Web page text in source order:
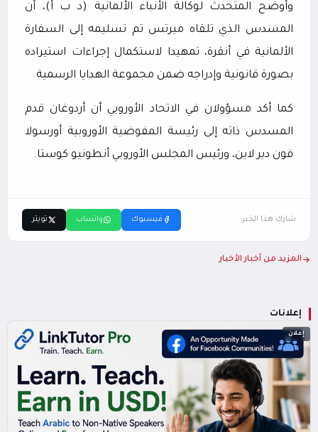
إعلانات
إعلان
وأوضح المتحدث لوكالة الأنباء الألمانية (د ب أ)، أن
المسدس الذي تلقاه ميرتس تم تسليمه إلى السفارة
الألمانية في أنقرة، تمهيدا لاستكمال إجراءات استيراده
بصورة قانونية وإدراجه ضمن مجموعة الهدايا الرسمية.
كما أكد مسؤولان في الاتحاد الأوروبي أن أردوغان قدم
المسدس ذاته إلى رئيسة المفوضية الأوروبية أورسولا
فون دير لاين، ورئيس المجلس الأوروبي أنطونيو كوستا.
شارك هذا الخبر: فيسبوك واتساب تويتر
المزيد من أخبار الأخبار